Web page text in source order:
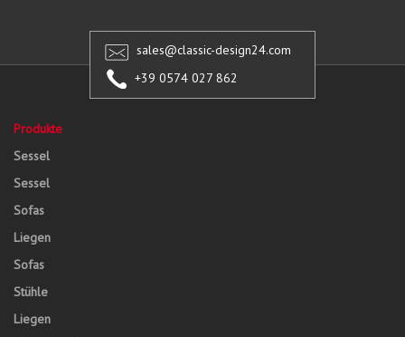
sales@classic-design24.com
+39 0574 027 862
Produkte
Sessel
Sessel
Sofas
Liegen
Sofas
Stühle
Liegen